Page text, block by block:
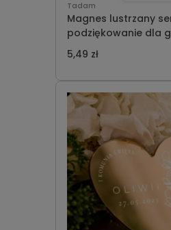
Tadam
Magnes lustrzany
podziękowanie dla gości z
Komunii Świętej wzór
5,49 zł